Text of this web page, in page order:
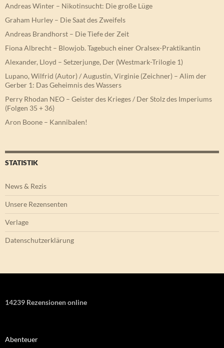
Andreas Winter – Nikotinsucht: Die große Lüge
Graham Hurley – Die Saat des Zweifels
Andreas Brandhorst – Die Tiefe der Zeit
Fiona Albrecht – Blowjob. Tagebuch einer Oralsex-Praktikantin
Alexander, Lloyd – Setzerjunge, Der (Westmark-Trilogie 1)
Lupano, Wilfrid (Autor) / Augustin, Virginie (Zeichner) – Alim der
Gerber 1: Das Geheimnis des Wassers
Perry Rhodan NEO – Geister des Krieges / Der Stolz des Imperiums
(Folgen 35 + 36)
Aron Boone – Kannibalen!
STATISTIK
News & Rezis
Unsere Rezensenten
Verlage
Datenschutzerklärung
14239 Rezensionen online
Abenteuer